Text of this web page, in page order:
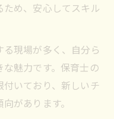
ため、安心してスキル
現場が多く、自分ら
魅力です。保育士の
いており、新しいチ
があります。